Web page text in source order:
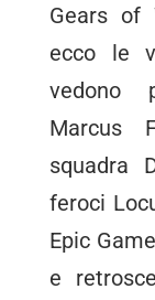
Gears of
ecco le
vedono
Marcus
squadra
feroci
Epic
e